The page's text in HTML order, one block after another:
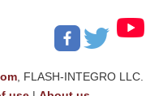
, FLASH-INTEGRO LLC.